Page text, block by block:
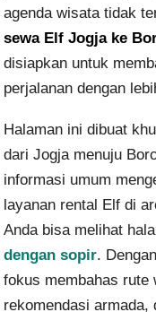
agenda wisata tidak
sewa Elf Jogja ke
disiapkan untuk
perjalanan dengan
Halaman ini dibuat
dari Jogja menuju
informasi umum
layanan rental Elf di
Anda bisa melihat
dengan sopir.
fokus membahas rute
rekomendasi armada,